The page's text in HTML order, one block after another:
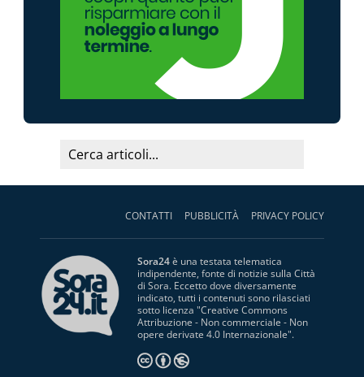
CONTATTI PUBBLICITÀ PRIVACY POLICY
Sora24è una testata telematica
indipendente, fonte di notizie sulla Città
di Sora. Eccetto dove diversamente
indicato, tutti i contenuti sono rilasciati
sotto licenza "Creative Commons
Attribuzione - Non commerciale - Non
opere derivate 4.0 Internazionale".